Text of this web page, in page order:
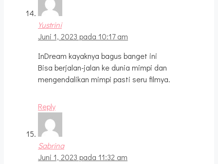
Yustrini
Juni 1, 2023 pada 10:17 am
InDream kayaknya bagus banget ini
Bisa berjalan-jalan ke dunia mimpi dan
mengendalikan mimpi pasti seru filmya.
Reply
Sabrina
Juni 1, 2023 pada 11:32 am